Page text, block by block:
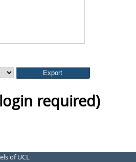
required)
of UCL